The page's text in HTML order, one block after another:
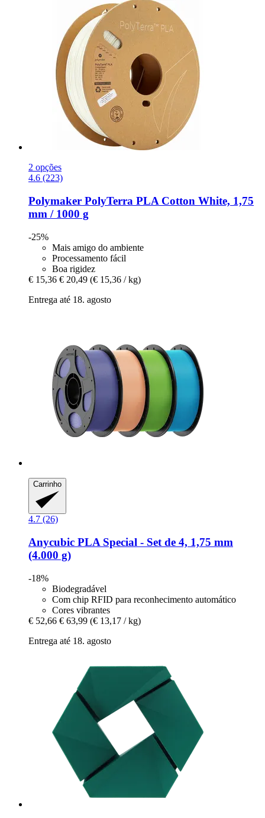
2 opções
4.6 (223)
Polymaker PolyTerra PLA Cotton White, 1,75
mm / 1000 g
-25%
Mais amigo do ambiente
Processamento fácil
Boa rigidez
€ 15,36 € 20,49 (€ 15,36 / kg)
Entrega até 18. agosto
Carrinho
4.7 (26)
Anycubic PLA Special -​ Set de 4, 1,75 mm
(4.000 g)
-18%
Biodegradável
Com chip RFID para reconhecimento automático
Cores vibrantes
€ 52,66 € 63,99 (€ 13,17 / kg)
Entrega até 18. agosto